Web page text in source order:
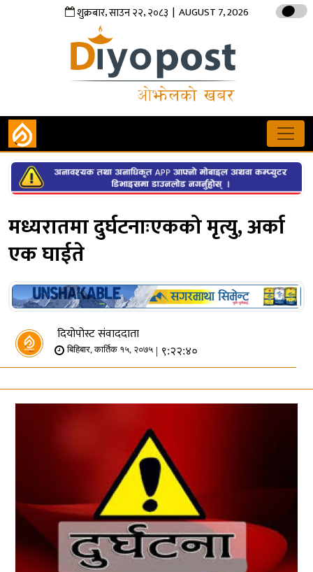
शुक्रबार,साउन२२,२०८३ | AUGUST 7, 2026
मध्यरातमा दुर्घटनाःएकको मृत्यु, अर्का
एक घाईते
दियोपोस्ट संवाददाता
बिहिबार, कार्तिक १५, २०७५ | ९:२२:४०